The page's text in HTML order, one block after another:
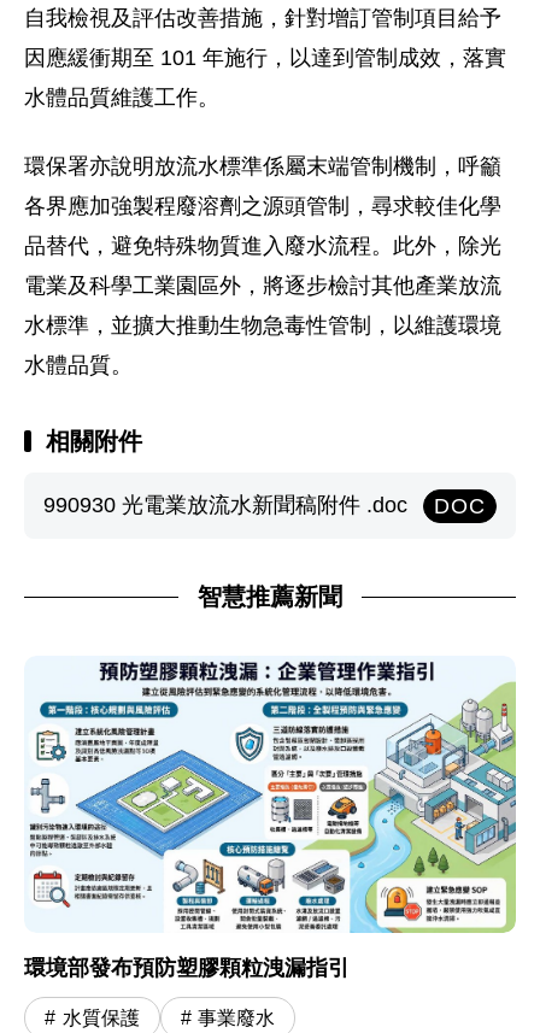
自我檢視及評估改善措施，針對增訂管制項目給予
因應緩衝期至 101 年施行，以達到管制成效，落實
水體品質維護工作。
環保署亦說明放流水標準係屬末端管制機制，呼籲
各界應加強製程廢溶劑之源頭管制，尋求較佳化學
品替代，避免特殊物質進入廢水流程。此外，除光
電業及科學工業園區外，將逐步檢討其他產業放流
水標準，並擴大推動生物急毒性管制，以維護環境
水體品質。
相關附件
990930 光電業放流水新聞稿附件 .doc DOC
智慧推薦新聞
環境部發布預防塑膠顆粒洩漏指引
水質保護 事業廢水